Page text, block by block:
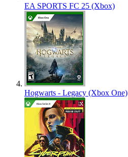
EA SPORTS FC 25 (Xbox)
Hogwarts - Legacy (Xbox One)